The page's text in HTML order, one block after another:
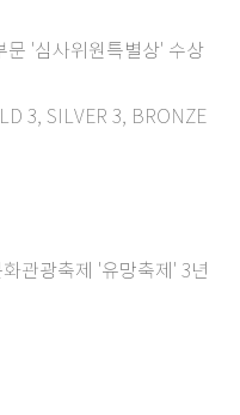
문 '심사위원특별상' 수상
3, SILVER 3, BRONZE
관광축제 '유망축제' 3년